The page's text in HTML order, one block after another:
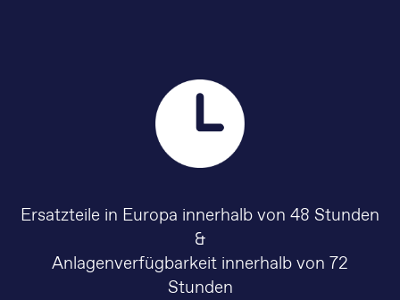
Ersatzteile in Europa innerhalb von 48 Stunden
&
Anlagenverfügbarkeit innerhalb von 72
Stunden